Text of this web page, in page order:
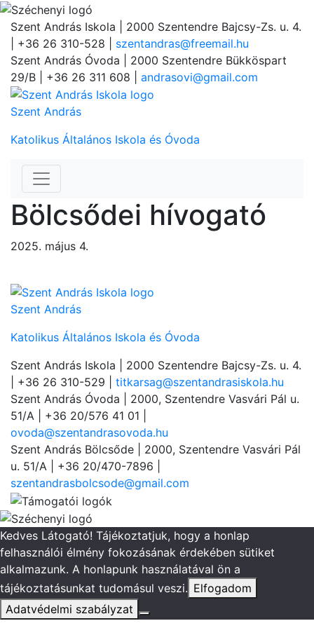
Szent András Iskola | 2000 Szentendre Bajcsy-Zs. u. 4.
| +36 26 310-528 | szentandras@freemail.hu
Szent András Óvoda | 2000 Szentendre Bükköspart
29/B | +36 26 311 608 | andrasovi@gmail.com
Szent András
Katolikus Általános Iskola és Óvoda
Bölcsődei hívogató
2025. május 4.
Szent András
Katolikus Általános Iskola és Óvoda
Szent András Iskola | 2000 Szentendre Bajcsy-Zs. u. 4.
| +36 26 310-529 | titkarsag@szentandrasiskola.hu
Szent András Óvoda | 2000, Szentendre Vasvári Pál u.
51/A | +36 20/576 41 01 |
ovoda@szentandrasovoda.hu
Szent András Bölcsőde | 2000, Szentendre Vasvári Pál
u. 51/A | +36 20/470-7896 |
szentandrasbolcsode@gmail.com
Kedves Látogató! Tájékoztatjuk, hogy a honlap
felhasználói élmény fokozásának érdekében sütiket
alkalmazunk. A honlapunk használatával ön a
tájékoztatásunkat tudomásul veszi. Elfogadom
Adatvédelmi szabályzat